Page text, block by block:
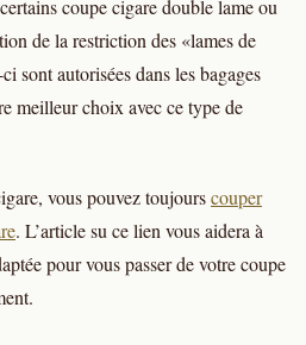
coupe cigare double lame ou
de la restriction des «lames de
sont autorisées dans les bagages
meilleur choix avec ce type de
vous pouvez toujourscouper
. L’article su ce lien vous aidera à
pour vous passer de votre coupe